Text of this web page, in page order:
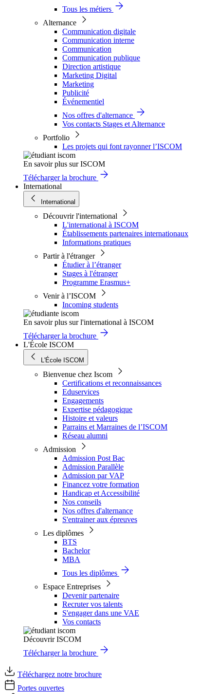
Tous les métiers
Alternance
Communication digitale
Communication interne
Communication
Communication publique
Direction artistique
Marketing Digital
Marketing
Publicité
Événementiel
Nos offres d'alternance
Vos contacts Stages et Alternance
Portfolio
Les projets qui font rayonner l’ISCOM
En savoir plus sur ISCOM
Télécharger la brochure
International
International
Découvrir l'international
L'international à ISCOM
Établissements partenaires internationaux
Informations pratiques
Partir à l'étranger
Étudier à l’étranger
Stages à l'étranger
Programme Erasmus+
Venir à l’ISCOM
Incoming students
En savoir plus sur l'international à ISCOM
Télécharger la brochure
L'École ISCOM
L'École ISCOM
Bienvenue chez Iscom
Certifications et reconnaissances
Eduservices
Engagements
Expertise pédagogique
Histoire et valeurs
Parrains et Marraines de l’ISCOM
Réseau alumni
Admission
Admission Post Bac
Admission Parallèle
Admission par VAP
Financez votre formation
Handicap et Accessibilité
Nos conseils
Nos offres d'alternance
S'entrainer aux épreuves
Les diplômes
BTS
Bachelor
MBA
Tous les diplômes
Espace Entreprises
Devenir partenaire
Recruter vos talents
S'engager dans une VAE
Vos contacts
Découvrir ISCOM
Télécharger la brochure
Téléchargez notre brochure
Portes ouvertes